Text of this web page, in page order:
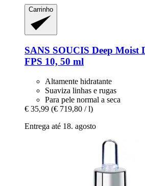
Carrinho
SANS SOUCIS Deep Moist
FPS 10, 50 ml
Altamente hidratante
Suaviza linhas e rugas
Para pele normal a seca
€ 35,99 (€ 719,80 / l)
Entrega até 18. agosto